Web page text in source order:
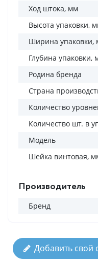
Ход штока, мм
Высота упаковки,
Ширина упаковки,
Глубина упаковки,
Родина бренда
Страна
Количество
Количество шт. в
Модель
Шейка винтовая,
Производитель
Бренд
Добавить свой